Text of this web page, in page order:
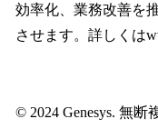
効率化、業務改善を
させます。詳しくは
© 2024 Genesys. 無断